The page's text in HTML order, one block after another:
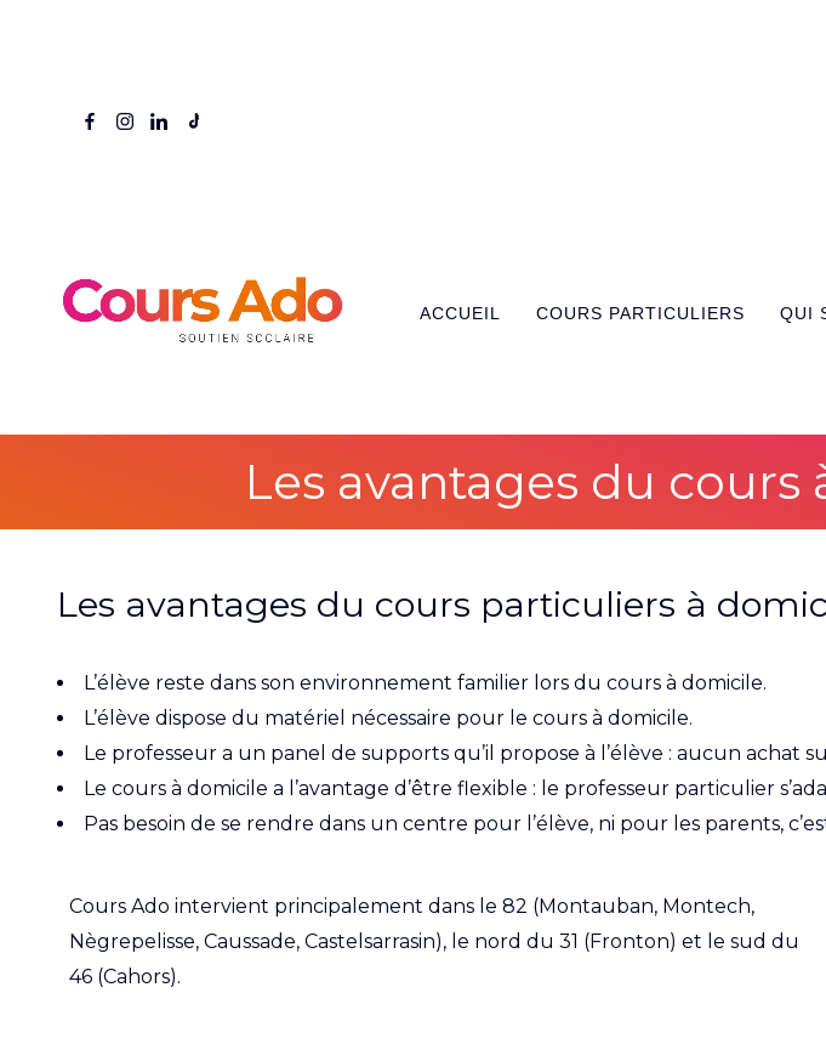
ACCUEIL COURS PARTICULIERS QUI
Les avantages du
Les avantages du cours particuliers à
L’élève reste dans son environnement familier lors du cours à domicile.
L’élève dispose du matériel nécessaire pour le cours à domicile.
Le professeur a un panel de supports qu’il propose à l’élève : aucun achat
Le cours à domicile a l’avantage d’être flexible : le professeur particulier
Pas besoin de se rendre dans un centre pour l’élève, ni pour les parents,
Cours Ado intervient principalement dans le 82 (Montauban, Montech,
Nègrepelisse, Caussade, Castelsarrasin), le nord du 31 (Fronton) et le sud du
46 (Cahors).